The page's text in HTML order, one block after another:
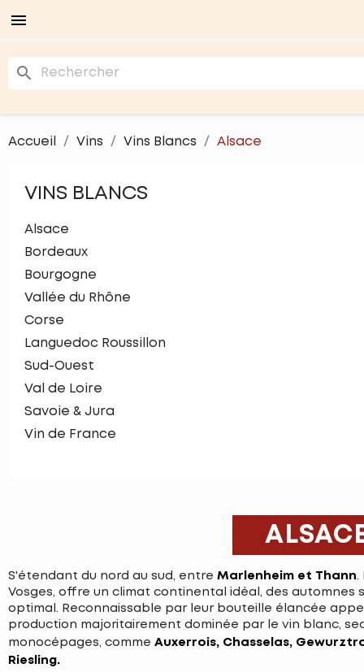

search
Accueil Vins Vins Blancs Alsace
VINS BLANCS
Alsace
Bordeaux
Bourgogne
Vallée du Rhône
Corse
Languedoc Roussillon
Sud-Ouest
Val de Loire
Savoie & Jura
Vin de France
S'étendant du nord au sud, entre Marlenheim et Thann.
Vosges, offre un climat continental idéal, des automnes
optimal. Reconnaissable par leur bouteille élancée
production majoritairement dominée par le vin blanc,
monocépages, comme Auxerrois, Chasselas,
Riesling.